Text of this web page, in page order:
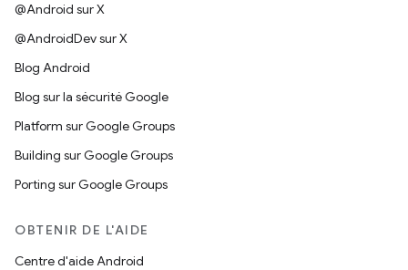
@Android sur X
@AndroidDev sur X
Blog Android
Blog sur la sécurité Google
Platform sur Google Groups
Building sur Google Groups
Porting sur Google Groups
OBTENIR DE L'AIDE
Centre d'aide Android